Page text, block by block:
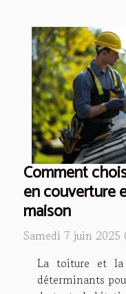
Comment
en couverture
maison
Samedi 7 juin 2025
La toiture et la
déterminants